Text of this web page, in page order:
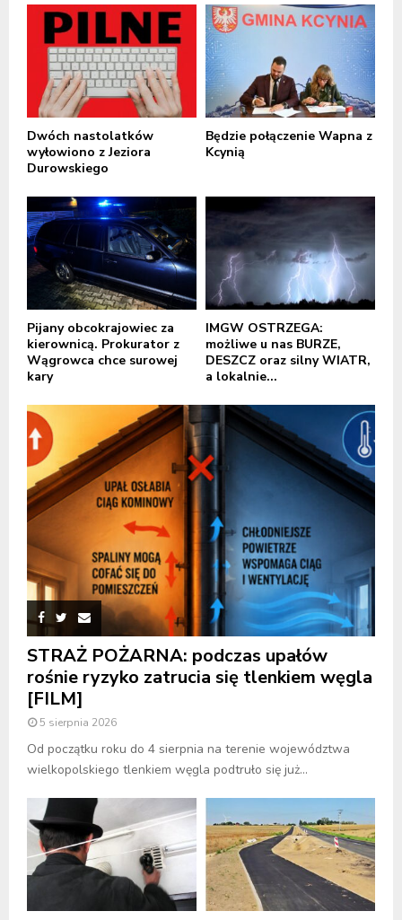
Dwóch nastolatków
wyłowiono z Jeziora
Durowskiego
Będzie połączenie Wapna z
Kcynią
Pijany obcokrajowiec za
kierownicą. Prokurator z
Wągrowca chce surowej
kary
IMGW OSTRZEGA:
możliwe u nas BURZE,
DESZCZ oraz silny WIATR,
a lokalnie...
STRAŻ POŻARNA: podczas upałów
rośnie ryzyko zatrucia się tlenkiem węgla
[FILM]
5 sierpnia 2026
Od początku roku do 4 sierpnia na terenie województwa
wielkopolskiego tlenkiem węgla podtruło się już...